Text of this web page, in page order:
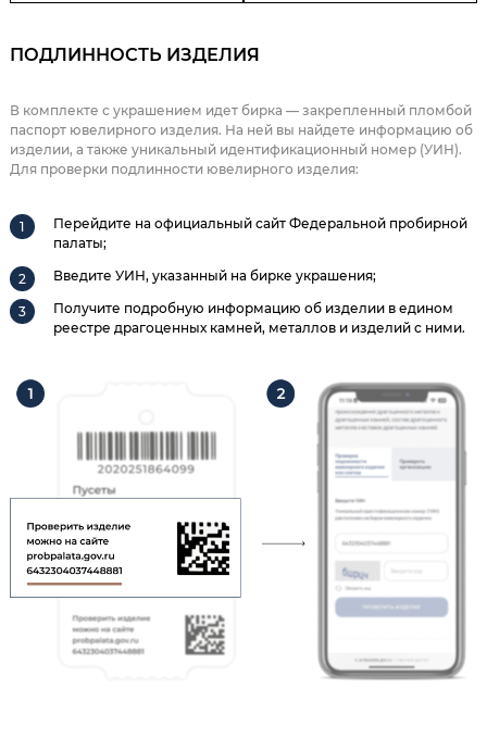
ПОДЛИННОСТЬ ИЗДЕЛИЯ
В комплекте с украшением идет бирка — закрепленный пломбой
паспорт ювелирного изделия. На ней вы найдете информацию об
изделии, а также уникальный идентификационный номер (УИН).
Для проверки подлинности ювелирного изделия:
Перейдите на официальный сайт Федеральной пробирной
палаты;
Введите УИН, указанный на бирке украшения;
Получите подробную информацию об изделии в едином
реестре драгоценных камней, металлов и изделий с ними.